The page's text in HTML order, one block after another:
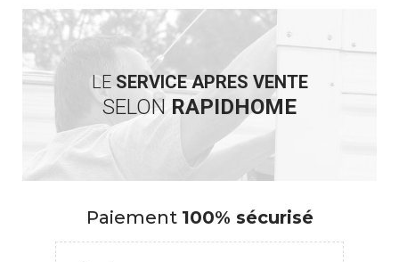
LE SERVICE APRES VENTE
SELON RAPIDHOME
Paiement 100% sécurisé